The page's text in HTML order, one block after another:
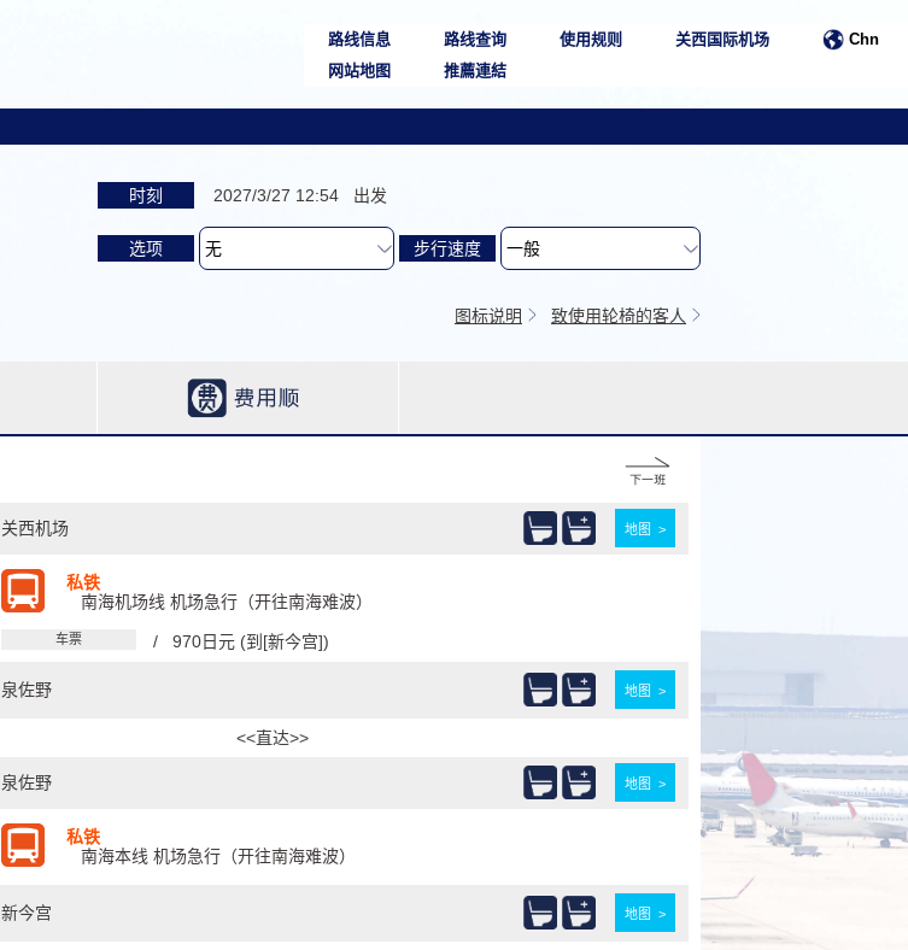
路线信息 路线查询 使用规则 关西国际机场
Chn
网站地图
推薦連結
时刻 2027/3/27 12:54 出发
选项 步行速度
图标说明 致使用轮椅的客人
关西机场 地图 >
私铁
南海机场线 机场急行（开往南海难波）
车票 / 970日元 (到[新今宫])
泉佐野 地图 >
<<直达>>
泉佐野 地图 >
私铁
南海本线 机场急行（开往南海难波）
新今宫 地图 >